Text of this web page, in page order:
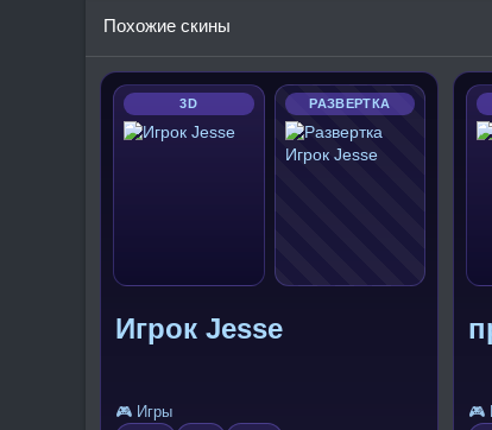
Похожие скины
3D РАЗВЕРТКА
Игрок Jesse
🎮 Игры 🎮